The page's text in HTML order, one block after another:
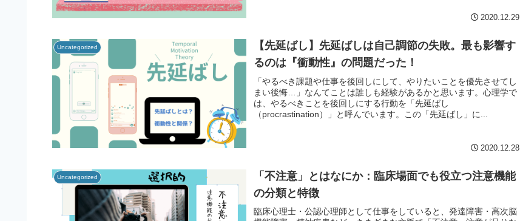
2020.12.29
Uncategorized
【先延ばし】先延ばしは自己調節の失敗。最も影響す
るのは『衝動性』の問題だった！
「やるべき課題や仕事を後回しにして、やりたいことを優先させてし
まい後悔…」なんてことは誰しも経験があるかと思います。心理学で
は、やるべきことを後回しにする行動を「先延ばし
（procrastination）」と呼んでいます。この「先延ばし」に...
2020.12.28
Uncategorized
「不注意」とはなにか：臨床場面でも役立つ注意機能
の分類と特徴
臨床心理士・公認心理師として仕事をしていると、発達障害・高次脳